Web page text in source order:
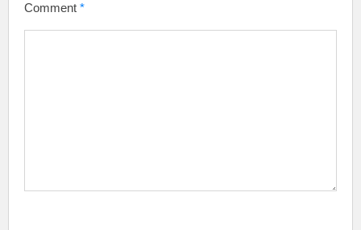
Comment *